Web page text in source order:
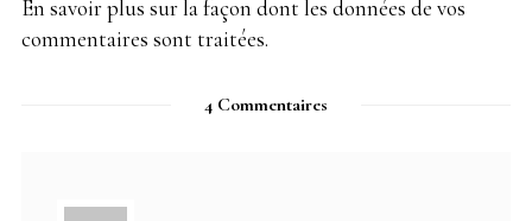
En savoir plus sur la façon dont les données de vos
commentaires sont traitées.
4 Commentaires